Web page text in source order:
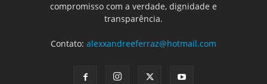
compromisso com a verdade, dignidade e
transparência.
Contato: alexxandreeferraz@hotmail.com